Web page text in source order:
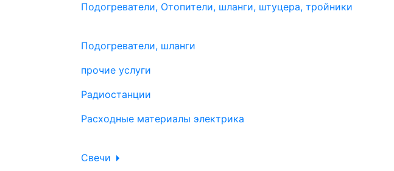
Подогреватели, Отопители, шланги, штуцера, тройники
Подогреватели, шланги
прочие услуги
Радиостанции
Расходные материалы электрика
Свечи